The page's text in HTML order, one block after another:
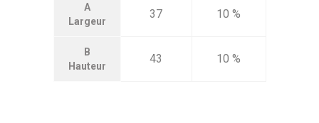
A
Largeur
37 10 %
B
Hauteur
43 10 %